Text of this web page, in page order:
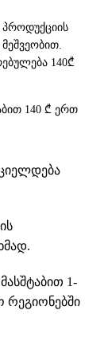
პროდუქციის
140₾
140 ₾ ერთ
1-
რეგიონებში